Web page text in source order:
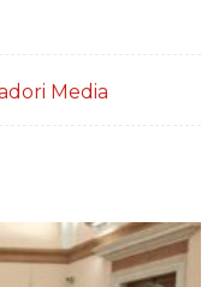
Media